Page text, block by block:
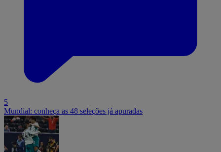
5
Mundial: conheça as 48 seleções já apuradas